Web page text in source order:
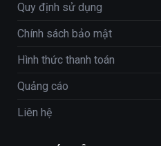
Quy định sử dụng
Chính sách bảo mật
Hình thức thanh toán
Quảng cáo
Liên hệ